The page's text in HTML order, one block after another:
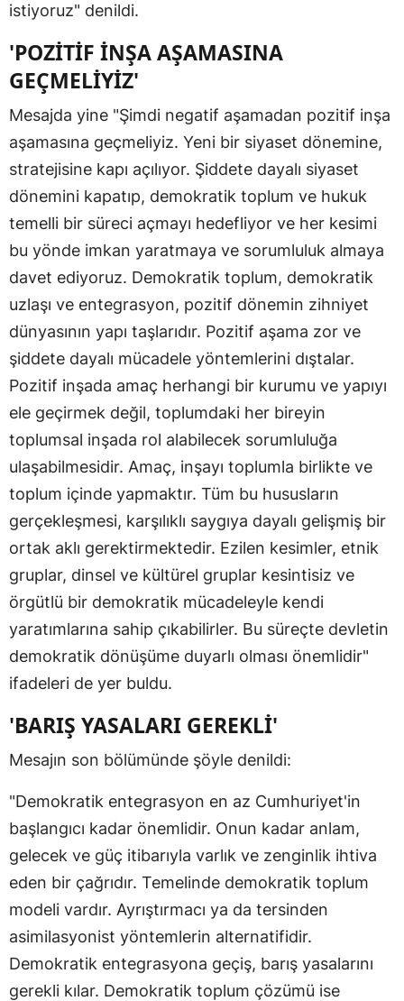
istiyoruz" denildi.
'POZİTİF İNŞA AŞAMASINA
GEÇMELİYİZ'
Mesajda yine "Şimdi negatif aşamadan pozitif inşa
aşamasına geçmeliyiz. Yeni bir siyaset dönemine,
stratejisine kapı açılıyor. Şiddete dayalı siyaset
dönemini kapatıp, demokratik toplum ve hukuk
temelli bir süreci açmayı hedefliyor ve her kesimi
bu yönde imkan yaratmaya ve sorumluluk almaya
davet ediyoruz. Demokratik toplum, demokratik
uzlaşı ve entegrasyon, pozitif dönemin zihniyet
dünyasının yapı taşlarıdır. Pozitif aşama zor ve
şiddete dayalı mücadele yöntemlerini dıştalar.
Pozitif inşada amaç herhangi bir kurumu ve yapıyı
ele geçirmek değil, toplumdaki her bireyin
toplumsal inşada rol alabilecek sorumluluğa
ulaşabilmesidir. Amaç, inşayı toplumla birlikte ve
toplum içinde yapmaktır. Tüm bu hususların
gerçekleşmesi, karşılıklı saygıya dayalı gelişmiş bir
ortak aklı gerektirmektedir. Ezilen kesimler, etnik
gruplar, dinsel ve kültürel gruplar kesintisiz ve
örgütlü bir demokratik mücadeleyle kendi
yaratımlarına sahip çıkabilirler. Bu süreçte devletin
demokratik dönüşüme duyarlı olması önemlidir"
ifadeleri de yer buldu.
'BARIŞ YASALARI GEREKLİ'
Mesajın son bölümünde şöyle denildi:
"Demokratik entegrasyon en az Cumhuriyet'in
başlangıcı kadar önemlidir. Onun kadar anlam,
gelecek ve güç itibarıyla varlık ve zenginlik ihtiva
eden bir çağrıdır. Temelinde demokratik toplum
modeli vardır. Ayrıştırmacı ya da tersinden
asimilasyonist yöntemlerin alternatifidir.
Demokratik entegrasyona geçiş, barış yasalarını
gerekli kılar. Demokratik toplum çözümü ise